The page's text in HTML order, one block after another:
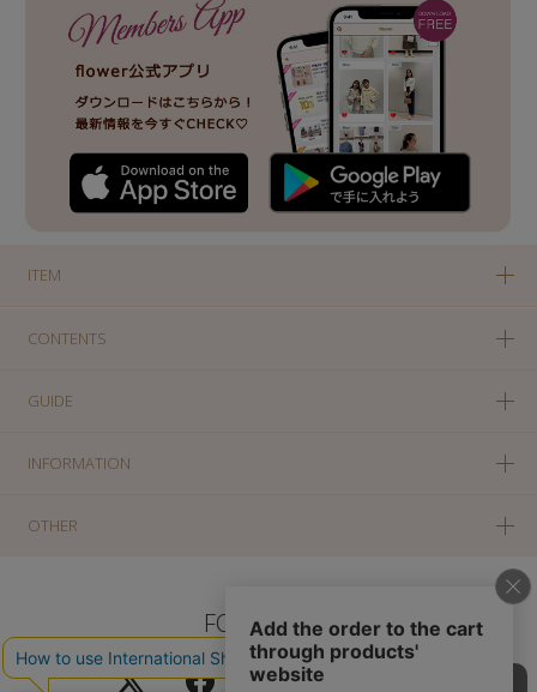
ITEM
CONTENTS
GUIDE
INFORMATION
OTHER
FOLLOW US